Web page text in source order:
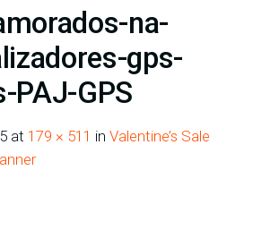
na-
gps-
PAJ-GPS
at 179 × 511 in Valentine’s Sale